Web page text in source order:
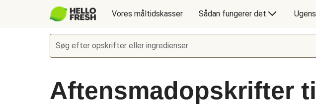
Vores måltidskasser Sådan fungerer det
Søg efter opskrifter eller ingredienser
Aftensmadopskrifter